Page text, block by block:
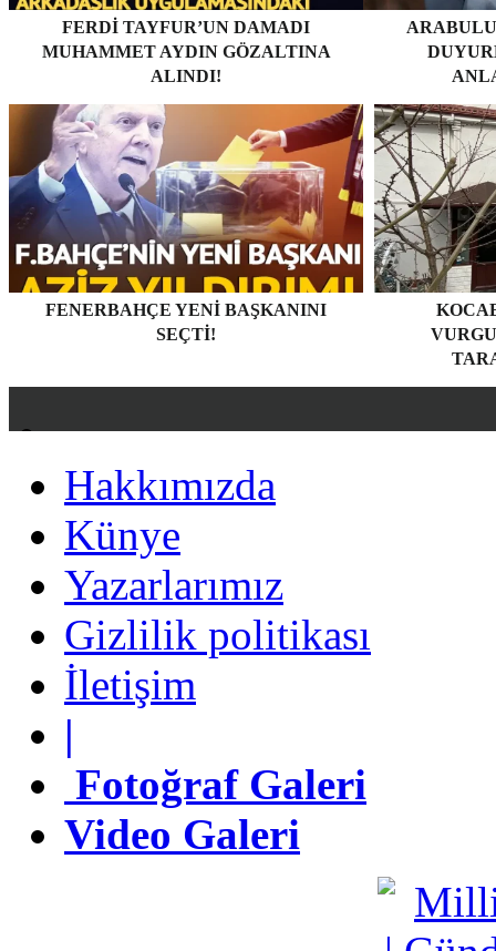
FERDI TAYFUR’UN DAMADI
MUHAMMET AYDIN GÖZALTINA
ALINDI!
FENERBAHÇE YENI BAŞKANINI
SEÇTI!
Künye
Yazarlarımız
Gizlilik politikası
İletişim
Fotoğraf Galeri
Video Galeri
Hakkımızda
Künye
Yazarlarımız
Gizlilik politikası
İletişim
|
Fotoğraf Galeri
Video Galeri